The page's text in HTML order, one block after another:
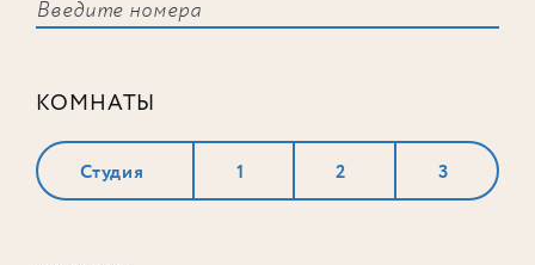
КОМНАТЫ
Студия 1 2 3
соответствует ни одного лота